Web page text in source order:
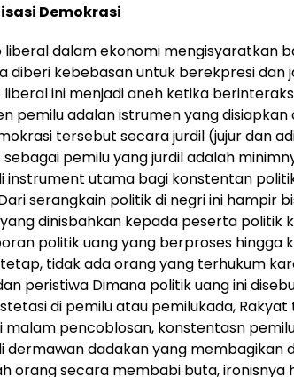
Demokrasi
liberal dalam ekonomi mengisyaratkan
diberi kebebasan untuk berekpresi
liberal ini menjadi aneh ketika
pemilu adalan istrumen yang
tersebut secara jurdil (jujur dan
pemilu yang jurdil adalah
instrument utama bagi konstentan
serangkain politik di negri ini hampir
dinisbahkan kepada peserta politik
politik uang yang berproses hingga
tidak ada orang yang terhukum
peristiwa Dimana politik uang ini
di pemilu atau pemilukada,
malam pencoblosan, konstentasn
dermawan dadakan yang membagikan
orang secara membabi buta, ironisnya